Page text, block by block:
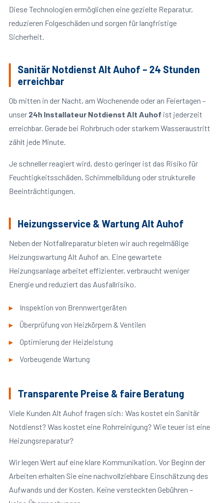
Diese Technologien ermöglichen eine gezielte Reparatur,
reduzieren Folgeschäden und sorgen für langfristige
Sicherheit.
Sanitär Notdienst Alt Auhof – 24 Stunden
erreichbar
Ob mitten in der Nacht, am Wochenende oder an Feiertagen –
unser 24h Installateur Notdienst Alt Auhof ist jederzeit
erreichbar. Gerade bei Rohrbruch oder starkem Wasseraustritt
zählt jede Minute.
Je schneller reagiert wird, desto geringer ist das Risiko für
Feuchtigkeitsschäden, Schimmelbildung oder strukturelle
Beeinträchtigungen.
Heizungsservice & Wartung Alt Auhof
Neben der Notfallreparatur bieten wir auch regelmäßige
Heizungswartung Alt Auhof an. Eine gewartete
Heizungsanlage arbeitet effizienter, verbraucht weniger
Energie und reduziert das Ausfallrisiko.
Inspektion von Brennwertgeräten
Überprüfung von Heizkörpern & Ventilen
Optimierung der Heizleistung
Vorbeugende Wartung
Transparente Preise & faire Beratung
Viele Kunden Alt Auhof fragen sich: Was kostet ein Sanitär
Notdienst? Was kostet eine Rohrreinigung? Wie teuer ist eine
Heizungsreparatur?
Wir legen Wert auf eine klare Kommunikation. Vor Beginn der
Arbeiten erhalten Sie eine nachvollziehbare Einschätzung des
Aufwands und der Kosten. Keine versteckten Gebühren –